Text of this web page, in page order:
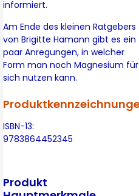
informiert.
Am Ende des kleinen Ratgebers
von Brigitte Hamann gibt es ein
paar Anregungen, in welcher
Form man noch Magnesium für
sich nutzen kann.
ISBN-13:
9783864452345
Produkt